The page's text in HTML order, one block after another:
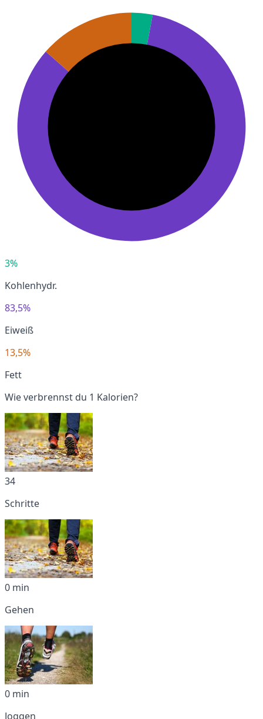
3%
Kohlenhydr.
83,5%
Eiweiß
13,5%
Fett
Wie verbrennst du 1 Kalorien?
34
Schritte
0 min
Gehen
0 min
Joggen